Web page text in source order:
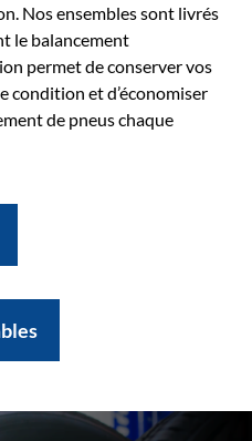
Nos ensembles sont livrés
le balancement
permet de conserver vos
condition et d’économiser
de pneus chaque